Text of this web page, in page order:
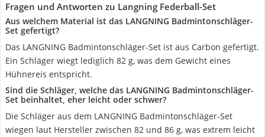
Fragen und Antworten zu Langning Federball-Set
Aus welchem Material ist das LANGNING Badmintonschläger-
Set gefertigt?
Das LANGNING Badmintonschläger-Set ist aus Carbon gefertigt.
Ein Schläger wiegt lediglich 82 g, was dem Gewicht eines
Hühnereis entspricht.
Sind die Schläger, welche das LANGNING Badmintonschläger-
Set beinhaltet, eher leicht oder schwer?
Die Schläger aus dem LANGNING Badmintonschläger-Set
wiegen laut Hersteller zwischen 82 und 86 g, was extrem leicht